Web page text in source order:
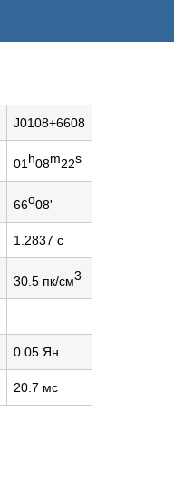
J0108+6608
01 h08m22s
66o08'
1.2837 c
30.5 пк/см3
0.05 Ян
20.7 мс